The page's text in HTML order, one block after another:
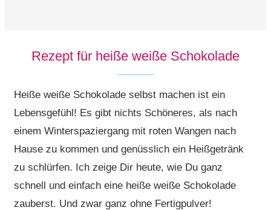
Rezept für heiße weiße Schokolade
Heiße weiße Schokolade selbst machen ist ein
Lebensgefühl! Es gibt nichts Schöneres, als nach
einem Winterspaziergang mit roten Wangen nach
Hause zu kommen und genüsslich ein Heißgetränk
zu schlürfen. Ich zeige Dir heute, wie Du ganz
schnell und einfach eine heiße weiße Schokolade
zauberst. Und zwar ganz ohne Fertigpulver!